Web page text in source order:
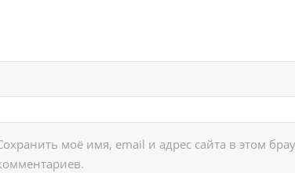
моё имя, email и адрес сайта в этом